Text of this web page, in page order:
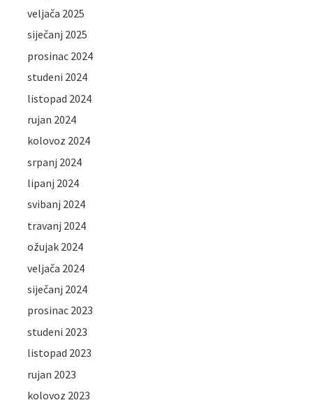
veljača 2025
siječanj 2025
prosinac 2024
studeni 2024
listopad 2024
rujan 2024
kolovoz 2024
srpanj 2024
lipanj 2024
svibanj 2024
travanj 2024
ožujak 2024
veljača 2024
siječanj 2024
prosinac 2023
studeni 2023
listopad 2023
rujan 2023
kolovoz 2023